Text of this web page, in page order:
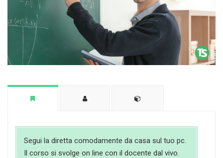
Segui la diretta comodamente da casa sul tuo pc.
Il corso si svolge on line con il docente dal vivo.